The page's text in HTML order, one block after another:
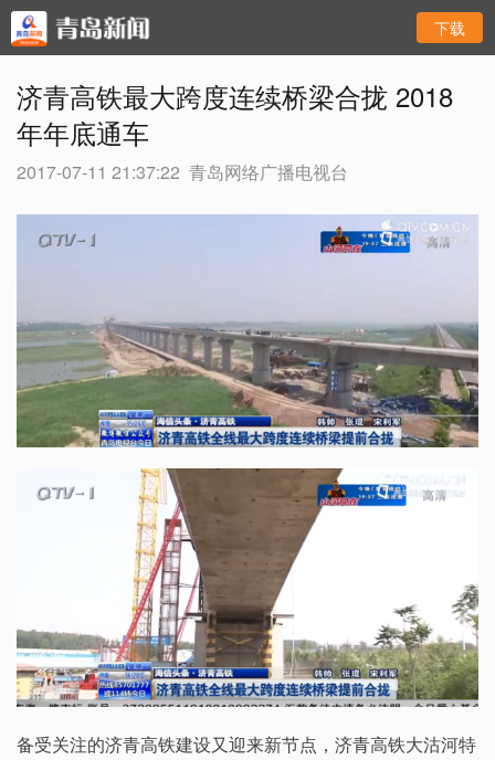
下载
济青高铁最大跨度连续桥梁合拢 2018
年年底通车
2017-07-11 21:37:22 青岛网络广播电视台
备受关注的济青高铁建设又迎来新节点，济青高铁大沽河特